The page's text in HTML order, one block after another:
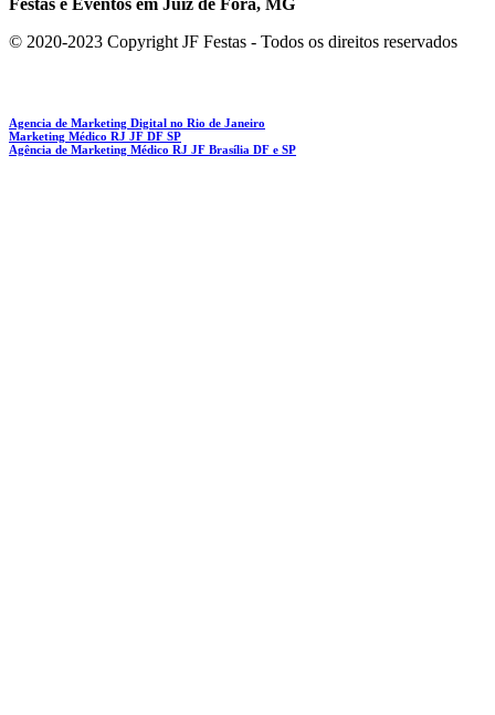
© 2020-2023 Copyright JF Festas - Todos os direitos reservados
Agencia de Marketing Digital no Rio de Janeiro
Marketing Médico RJ JF DF SP
Agência de Marketing Médico RJ JF Brasília DF e SP